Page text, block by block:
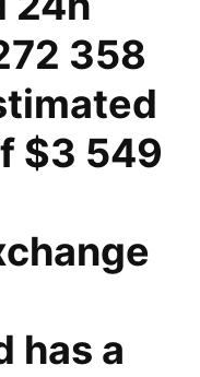
358
$3 549
has a